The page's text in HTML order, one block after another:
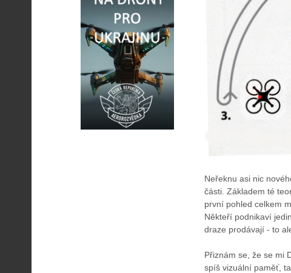
Neřeknu asi nic
části. Základem té
první pohled celkem
Někteří podnikaví
draze prodávají - to
Přiznám se, že se mi
spíš vizuální paměť,